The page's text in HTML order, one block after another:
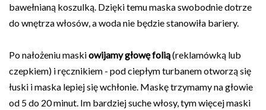
bawełnianą koszulką. Dzięki temu maska swobodnie dotrze
do wnętrza włosów, a woda nie będzie stanowiła bariery.
Po nałożeniu maskiowijamy głowę folią(reklamówką lub
czepkiem) i ręcznikiem - pod ciepłym turbanem otworzą się
łuski i maska lepiej się wchłonie. Maskę trzymamy na głowie
od 5 do 20 minut. Im bardziej suche włosy, tym więcej maski